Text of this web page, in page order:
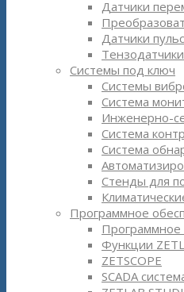
Датчики
Датчики
Тензодатчики
Системы под ключ
Системы
Система
Инженерно-
Система
Система
Стенды для
Программное
Программное
Функции
ZETSCOPE
SCADA